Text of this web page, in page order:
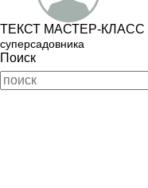
ТЕКСТ МАСТЕР-КЛАСС
суперсадовника
Поиск